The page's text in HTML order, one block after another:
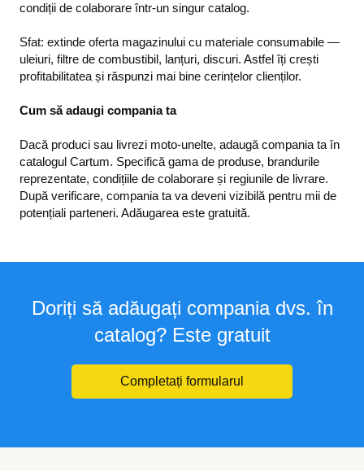
condiții de colaborare într-un singur catalog.
Sfat: extinde oferta magazinului cu materiale consumabile —
uleiuri, filtre de combustibil, lanțuri, discuri. Astfel îți crești
profitabilitatea și răspunzi mai bine cerințelor clienților.
Cum să adaugi compania ta
Dacă produci sau livrezi moto-unelte, adaugă compania ta în
catalogul Cartum. Specifică gama de produse, brandurile
reprezentate, condițiile de colaborare și regiunile de livrare.
După verificare, compania ta va deveni vizibilă pentru mii de
potențiali parteneri. Adăugarea este gratuită.
Doriți să adăugați compania dvs. în
catalog? Este gratuit
Completați formularul